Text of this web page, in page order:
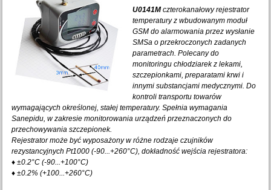
U0141Mczterokanałowy rejestrator
temperatury z wbudowanym moduł
GSM do alarmowania przez wysłanie
SMSa o przekroczonych zadanych
parametrach. Polecany do
monitoringu chłodziarek z lekami,
szczepionkami, preparatami krwi i
innymi substancjami medycznymi. Do
kontroli transportu towarów
wymagających określonej, stałej temperatury. Spełnia wymagania
Sanepidu, w zakresie monitorowania urządzeń przeznaczonych do
przechowywania szczepionek.
Rejestrator może być wyposażony w różne rodzaje czujników
rezystancyjnych Pt1000 (-90...+260°C),dokładność wejścia rejestratora:
♦ ±0.2°C (-90...+100°C)
♦ ±0.2% (+100...+260°C)